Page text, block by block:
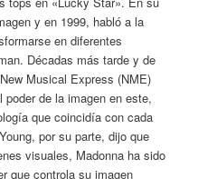
y en 1999, habló a la
en diferentes
Décadas más tarde y de
Musical Express (NME)
de la imagen en este,
que coincidía con cada
por su parte, dijo que
visuales, Madonna ha sido
que controla su imagen